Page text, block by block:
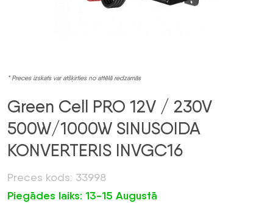
* Preces izskats var atšķirties no attēlā redzamās
Green Cell PRO 12V / 230V
500W/1000W SINUSOIDA
KONVERTERIS INVGC16
Preces kods: 33998
Piegādes laiks: 13-15 Augustā